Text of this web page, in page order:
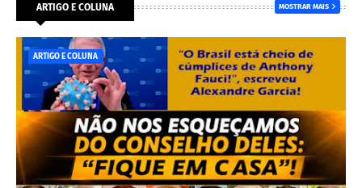
ARTIGO E COLUNA MOSTRAR MAIS
ARTIGO E COLUNA